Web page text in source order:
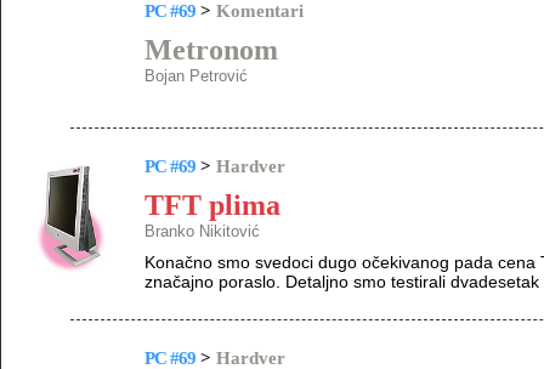
PC #69 > Komentari
Metronom
Bojan Petrović
PC #69 > Hardver
TFT plima
Branko Nikitović
Konačno smo svedoci dugo očekivanog pada
značajno poraslo. Detaljno smo testirali
PC #69 > Hardver